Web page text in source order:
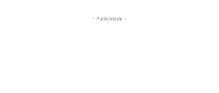
- Publicidade -